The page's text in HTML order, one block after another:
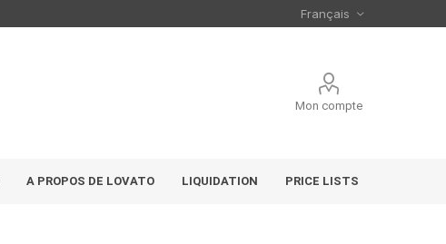
Mon compte
A PROPOS DE LOVATO LIQUIDATION PRICE LISTS